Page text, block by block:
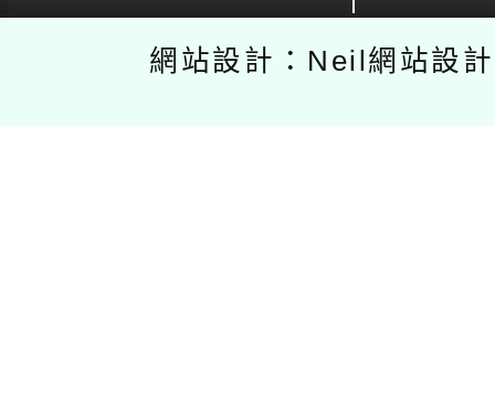
網站設計：Neil網站設